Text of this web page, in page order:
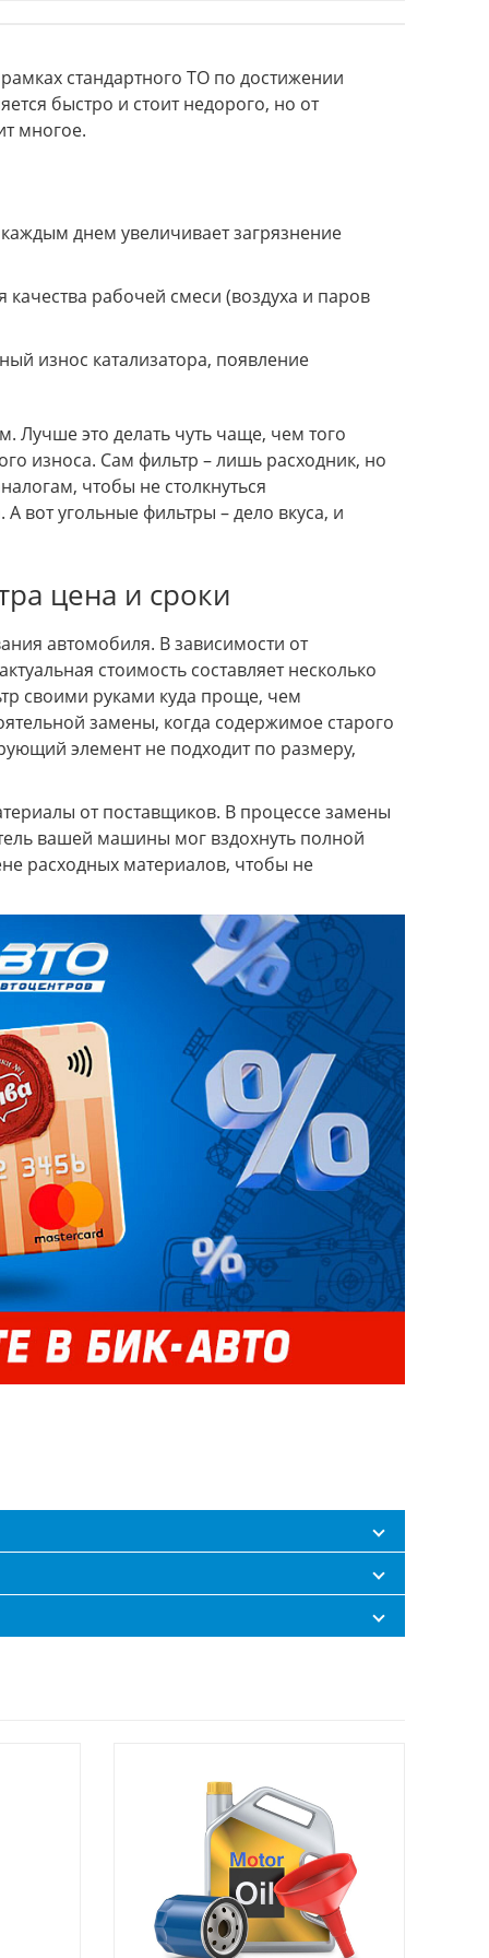
стандартного ТО по достижении
быстро и стоит недорого, но от
многое.
днем увеличивает загрязнение
качества рабочей смеси (воздуха и паров
износ катализатора, появление
Лучше это делать чуть чаще, чем того
износа. Сам фильтр – лишь расходник, но
чтобы не столкнуться
вот угольные фильтры – дело вкуса, и
цена и сроки
автомобиля. В зависимости от
стоимость составляет несколько
своими руками куда проще, чем
замены, когда содержимое старого
элемент не подходит по размеру,
от поставщиков. В процессе замены
вашей машины мог вздохнуть полной
расходных материалов, чтобы не